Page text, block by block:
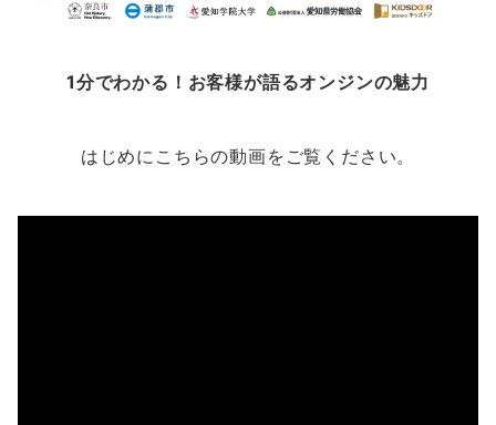
1分でわかる！お客様が語るオンジンの魅力
はじめにこちらの動画をご覧ください。